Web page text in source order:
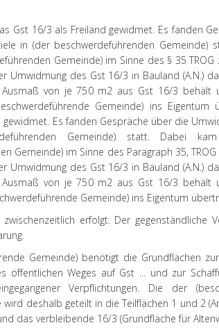
Gst 16/3 als Freiland gewidmet. Es fanden
in (der beschwerdeführenden Gemeinde)
Gemeinde) im Sinne des § 35
Umwidmung des Gst 16/3 in Bauland (A.N.)
Ausmaß von je 750 m2 aus Gst 16/3 behält
Gemeinde) ins Eigentum
gewidmet. Es fanden Gespräche über die
Gemeinde) statt. Dabei
Gemeinde) im Sinne des Paragraph 35,
Umwidmung des Gst 16/3 in Bauland (A.N.)
Ausmaß von je 750 m2 aus Gst 16/3 behält
Gemeinde) ins Eigentum
erfolgt. Der gegenständliche
Gemeinde) benötigt die Grundflächen
öffentlichen Weges auf Gst ... und zur
Verpflichtungen. Die der
deshalb geteilt in die Teilflächen 1 und 2
das verbleibende 16/3 (Grundfläche für